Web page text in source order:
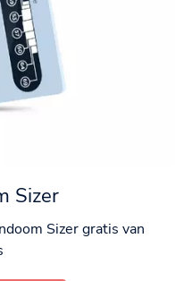
Sizer
Sizer gratis van